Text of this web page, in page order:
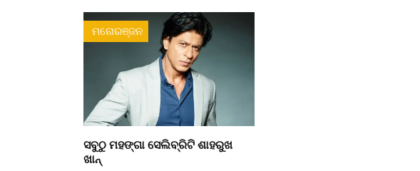
ମନୋରଞ୍ଜନ
ସବୁଠୁ ମହଙ୍ଗା ସେଲିବ୍ରିଟି ଶାହରୁଖ
ଖାନ୍